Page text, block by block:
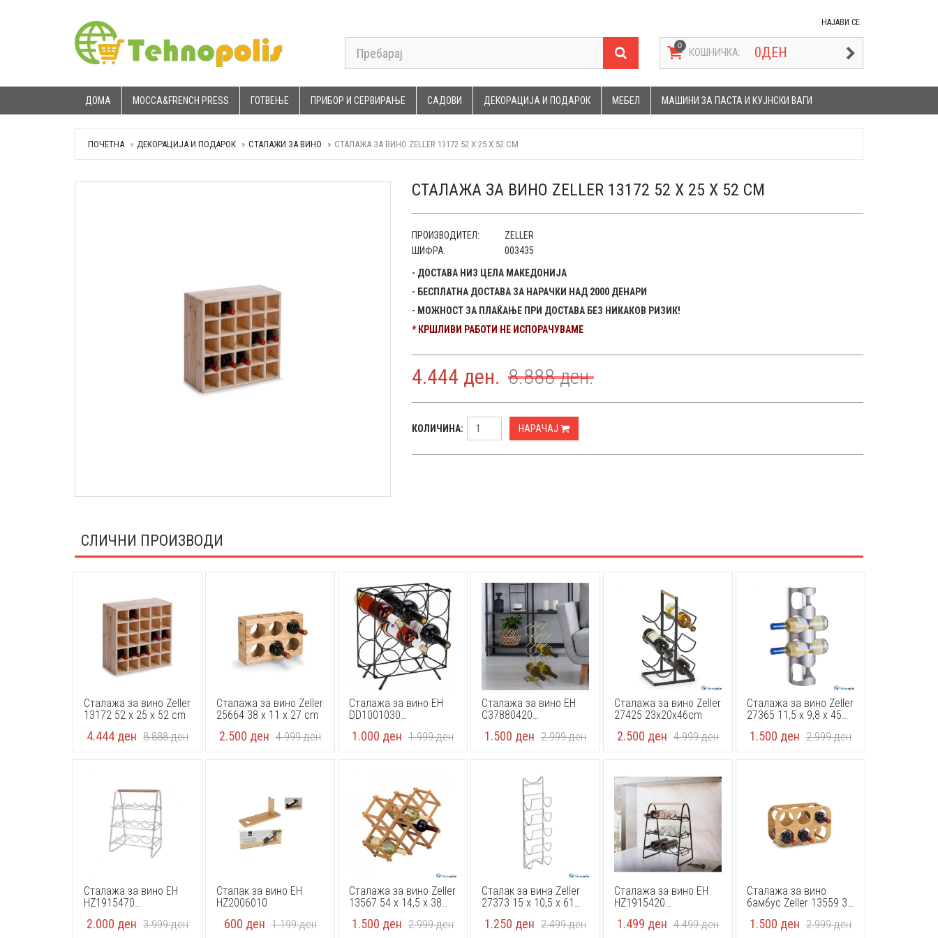
НАЈАВИ СЕ
КОШНИЧКА: 0ДЕН
ДОМА MOCCA&FRENCH PRESS ГОТВЕЊЕ ПРИБОР И СЕРВИРАЊЕ САДОВИ ДЕКОРАЦИЈА И ПОДАРОК МЕБЕЛ МАШИНИ ЗА ПАСТА И КУЈНСКИ ВАГИ
ПОЧЕТНА ДЕКОРАЦИЈА И ПОДАРОК СТАЛАЖИ ЗА ВИНО СТАЛАЖА ЗА ВИНО ZELLER 13172 52 X 25 X 52 CM
СТАЛАЖА ЗА ВИНО ZELLER 13172 52 X 25 X 52 CM
ПРОИЗВОДИТЕЛ:
ZELLER
ШИФРА:
003435
- ДОСТАВА НИЗ ЦЕЛА МАКЕДОНИЈА
- БЕСПЛАТНА ДОСТАВА ЗА НАРАЧКИ НАД 2000 ДЕНАРИ
- МОЖНОСТ ЗА ПЛАЌАЊЕ ПРИ ДОСТАВА БЕЗ НИКАКОВ РИЗИК!
* КРШЛИВИ РАБОТИ НЕ ИСПОРАЧУВАМЕ
4.444 ден. 8.888ден.
КОЛИЧИНА: НАРАЧАЈ
СЛИЧНИ ПРОИЗВОДИ
Сталажа за вино Zeller
13172 52 x 25 x 52 cm
4.444 ден 8.888ден
Сталажа за вино Zeller
25664 38 x 11 x 27 cm
2.500 ден 4.999ден
Сталажа за вино EH
DD1001030
1.000 ден 1.999ден
Сталажа за вино EH
C37880420
1.500 ден 2.999ден
Сталажа за вино Zeller
27425 23x20x46cm
2.500 ден 4.999ден
Сталажа за вино Zeller
27365 11,5 x 9,8 x 45
1.500 ден 2.999ден
Сталажа за вино EH
HZ1915470
2.000 ден 3.999ден
Сталак за вино EH
HZ2006010
600 ден 1.199ден
Сталажа за вино Zeller
13567 54 x 14,5 x 38
1.500 ден 2.999ден
Сталак за вина Zeller
27373 15 x 10,5 x 61
1.250 ден 2.499ден
Сталажа за вино EH
HZ1915420
1.499 ден 4.499ден
Сталажа за вино
бамбус Zeller 13559 38
1.500 ден 2.999ден